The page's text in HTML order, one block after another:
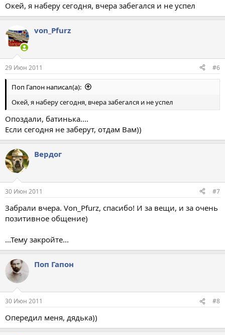
Окей, я наберу сегодня, вчера забегался и не успел
von_Pfurz
29 Июн 2011 #6
Поп Гапон написал(а):
Окей, я наберу сегодня, вчера забегался и не успел
Опоздали, батинька....
Если сегодня не заберут, отдам Вам))
Вердог
30 Июн 2011 #7
Забрали вчера. Von_Pfurz, спасибо! И за вещи, и за очень
позитивное общение)
...Тему закройте...
Поп Гапон
30 Июн 2011 #8
Опередил меня, дядька))